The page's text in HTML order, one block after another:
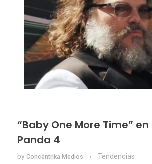
“Baby One More Time” en
Panda 4
by Concéntrika Medios Tendencias